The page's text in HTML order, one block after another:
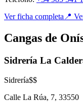
Ver ficha completa 📍
Cangas de
Sidrería La
Sidrería$$
Calle La Rúa, 7, 33550